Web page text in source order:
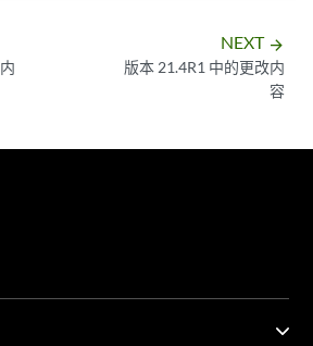
NEXT arrow_forward
版本 21.4R1 中的更改内
容